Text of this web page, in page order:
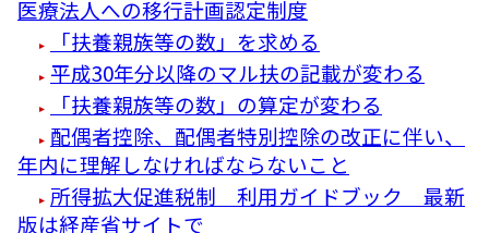
医療法人への移行計画認定制度
「扶養親族等の数」を求める
平成30年分以降のマル扶の記載が変わる
「扶養親族等の数」の算定が変わる
配偶者控除、配偶者特別控除の改正に伴い、
年内に理解しなければならないこと
所得拡大促進税制 利用ガイドブック 最新
版は経産省サイトで